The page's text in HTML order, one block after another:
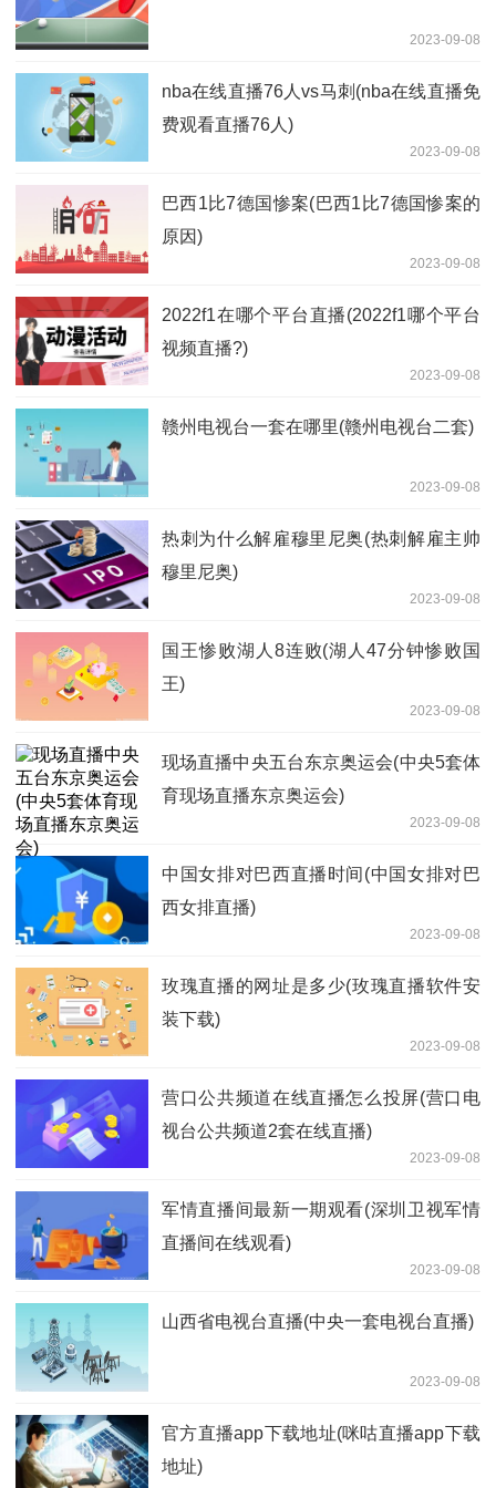
2023-09-08
nba在线直播76人vs马刺(nba在线直播免
费观看直播76人)
2023-09-08
巴西1比7德国惨案(巴西1比7德国惨案的
原因)
2023-09-08
2022f1在哪个平台直播(2022f1哪个平台
视频直播?)
2023-09-08
赣州电视台一套在哪里(赣州电视台二套)
2023-09-08
热刺为什么解雇穆里尼奥(热刺解雇主帅
穆里尼奥)
2023-09-08
国王惨败湖人8连败(湖人47分钟惨败国
王)
2023-09-08
现场直播中央五台东京奥运会(中央5套体
育现场直播东京奥运会)
2023-09-08
中国女排对巴西直播时间(中国女排对巴
西女排直播)
2023-09-08
玫瑰直播的网址是多少(玫瑰直播软件安
装下载)
2023-09-08
营口公共频道在线直播怎么投屏(营口电
视台公共频道2套在线直播)
2023-09-08
军情直播间最新一期观看(深圳卫视军情
直播间在线观看)
2023-09-08
山西省电视台直播(中央一套电视台直播)
2023-09-08
官方直播app下载地址(咪咕直播app下载
地址)